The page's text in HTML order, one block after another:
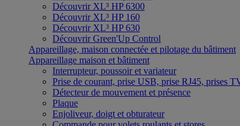
Découvrir XL³ HP 6300
Découvrir XL³ HP 160
Découvrir XL³ HP 630
Découvrir Green'Up Control
Appareillage, maison connectée et pilotage du bâtiment
Appareillage maison et bâtiment
Interrupteur, poussoir et variateur
Prise de courant, prise USB, prise RJ45, prises
Détecteur de mouvement et présence
Plaque
Enjoliveur, doigt et obturateur